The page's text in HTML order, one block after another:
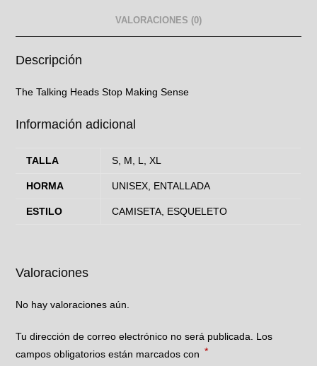
VALORACIONES (0)
Descripción
The Talking Heads Stop Making Sense
Información adicional
TALLA S, M, L, XL
HORMA UNISEX, ENTALLADA
ESTILO CAMISETA, ESQUELETO
Valoraciones
No hay valoraciones aún.
Tu dirección de correo electrónico no será publicada. Los
campos obligatorios están marcados con *